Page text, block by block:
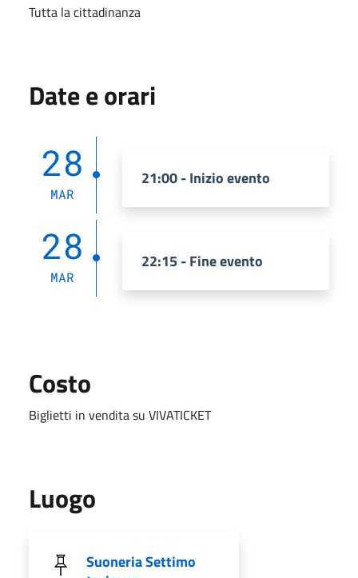
Tutta la cittadinanza
Date e orari
28
MAR
21:00 - Inizio evento
28
MAR
22:15 - Fine evento
Costo
Biglietti in vendita su VIVATICKET
Luogo
Suoneria Settimo